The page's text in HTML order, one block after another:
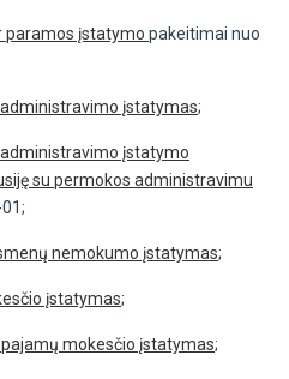
paramos įstatymo pakeitimai nuo
administravimo įstatymas;
administravimo įstatymo
su permokos administravimu
nemokumo įstatymas;
įstatymas;
pajamų mokesčio įstatymas;